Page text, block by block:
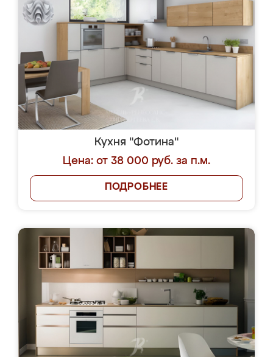
Кухня "Фотина"
Цена: от 38 000 руб. за п.м.
ПОДРОБНЕЕ